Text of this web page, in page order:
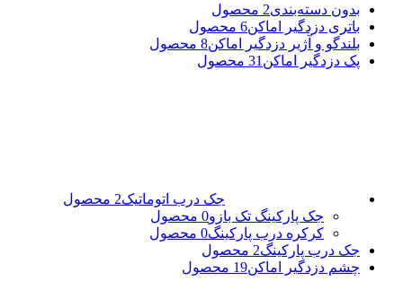
بدون دسته‌بندی2 محصول
باتری دزدگیر اماکن6 محصول
بلندگو و آژیر دزدگیر اماکن8 محصول
پک دزدگیر اماکن 31 محصول
جک درب اتوماتیک2 محصول
جک پارکینگ تک بازو0 محصول
کرکره درب پارکینگ0 محصول
جک درب پارکینگ2 محصول
چشم دزدگیر اماکن19 محصول